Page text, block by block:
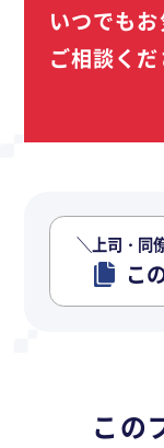
いつでも
ご相談くだ
＼上司・同
こ
この